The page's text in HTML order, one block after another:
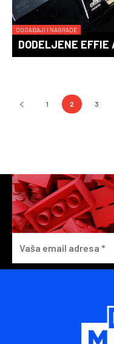
DOGAĐAJI I NAGRADE
DODELJENE EFFIE
1 2 3